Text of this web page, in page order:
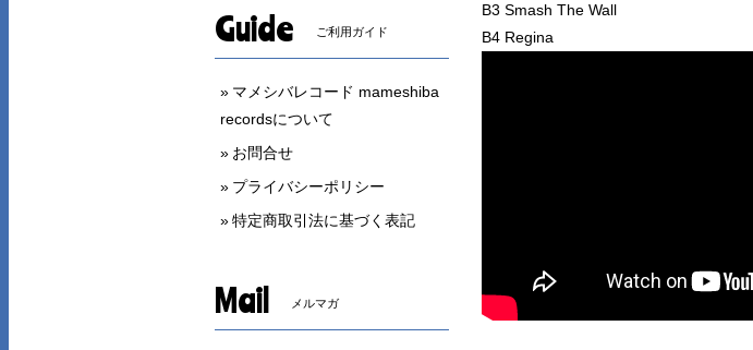
B3 Smash The Wall
B4 Regina
Guide ご利用ガイド
マメシバレコード mameshiba
recordsについて
お問合せ
プライバシーポリシー
特定商取引法に基づく表記
Mail メルマガ